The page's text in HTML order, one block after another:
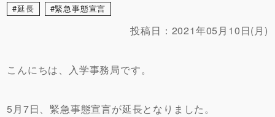
延長 緊急事態宣言
投稿日： 2021年05月10日(月)
こんにちは、入学事務局です。
5月7日、緊急事態宣言が延長となりました。